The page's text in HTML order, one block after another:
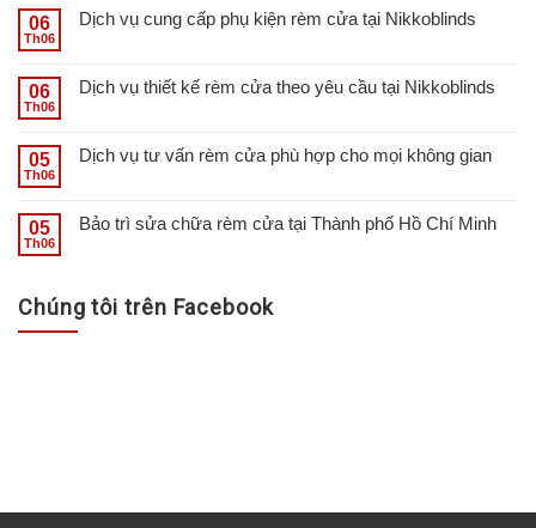
06
Th06
Dịch vụ cung cấp phụ kiện rèm cửa tại Nikkoblinds
06
Th06
Dịch vụ thiết kế rèm cửa theo yêu cầu tại Nikkoblinds
05
Th06
Dịch vụ tư vấn rèm cửa phù hợp cho mọi không gian
05
Th06
Bảo trì sửa chữa rèm cửa tại Thành phố Hồ Chí Minh
Chúng tôi trên Facebook